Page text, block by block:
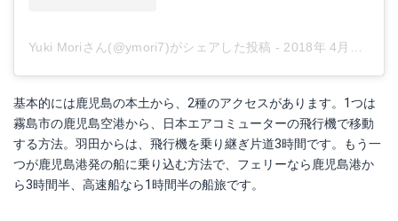
Yuki Moriさん(@ymori7)がシェアした投稿 - 2018年 4月月28日午前4時08分PDT
基本的には鹿児島の本土から、2種のアクセスがあります。1つは
霧島市の鹿児島空港から、日本エアコミューターの飛行機で移動
する方法。羽田からは、飛行機を乗り継ぎ片道3時間です。もう一
つが鹿児島港発の船に乗り込む方法で、フェリーなら鹿児島港か
ら3時間半、高速船なら1時間半の船旅です。